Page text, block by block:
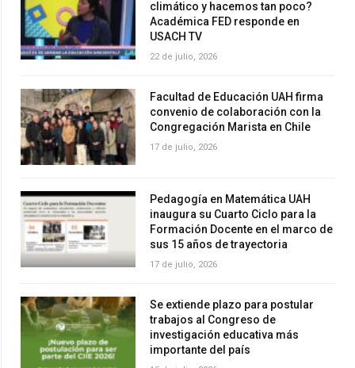
climático y hacemos tan poco?
Académica FED responde en
USACH TV
22 de julio, 2026
Facultad de Educación UAH firma
convenio de colaboración con la
Congregación Marista en Chile
17 de julio, 2026
Pedagogía en Matemática UAH
inaugura su Cuarto Ciclo para la
Formación Docente en el marco de
sus 15 años de trayectoria
17 de julio, 2026
Se extiende plazo para postular
trabajos al Congreso de
investigación educativa más
importante del país